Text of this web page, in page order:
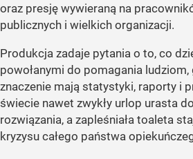
oraz presję wywieraną na
publicznych i wielkich organizacji.
Produkcja zadaje pytania o to, co
powołanymi do pomagania
znaczenie mają statystyki, raporty i
świecie nawet zwykły urlop urasta
rozwiązania, a zapleśniała toaleta
kryzysu całego państwa